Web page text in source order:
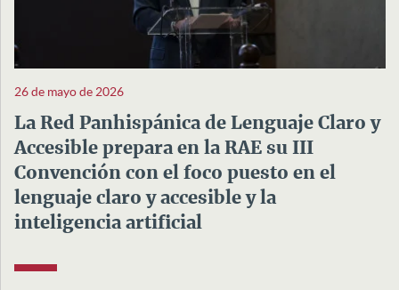
26 de mayo de 2026
La Red Panhispánica de Lenguaje Claro y
Accesible prepara en la RAE su III
Convención con el foco puesto en el
lenguaje claro y accesible y la
inteligencia artificial